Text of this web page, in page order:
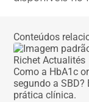
Conteúdos
Richet Actualités
Como a HbA1c
segundo a
prática clínica.